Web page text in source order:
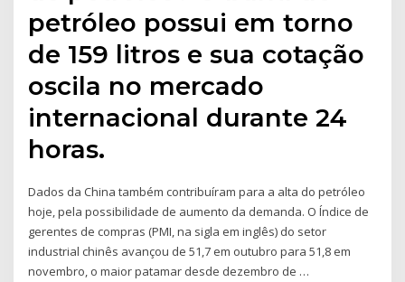
petróleo possui em torno
de 159 litros e sua cotação
oscila no mercado
internacional durante 24
horas.
Dados da China também contribuíram para a alta do petróleo
hoje, pela possibilidade de aumento da demanda. O Índice de
gerentes de compras (PMI, na sigla em inglês) do setor
industrial chinês avançou de 51,7 em outubro para 51,8 em
novembro, o maior patamar desde dezembro de …